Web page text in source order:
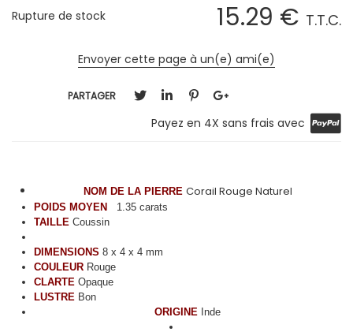
15.29 € T.T.C.
Rupture de stock
Envoyer cette page à un(e) ami(e)
PARTAGER
Payez en 4X sans frais avec
NOM DE LA PIERRE Corail Rouge Naturel
POIDS MOYEN
1.35 carats
TAILLE Coussin
DIMENSIONS 8 x 4 x 4 mm
COULEUR Rouge
CLARTE Opaque
LUSTRE Bon
ORIGINE Inde